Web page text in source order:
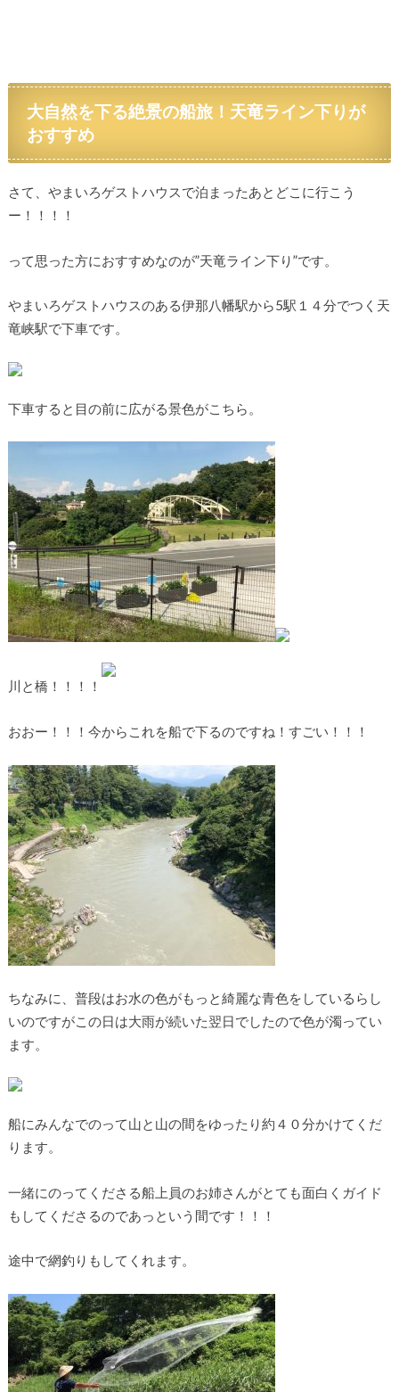
大自然を下る絶景の船旅！天竜ライン下りが
おすすめ
さて、やまいろゲストハウスで泊まったあとどこに行こう
ー！！！！
って思った方におすすめなのが”天竜ライン下り”です。
やまいろゲストハウスのある伊那八幡駅から5駅１４分でつく天
竜峡駅で下車です。
下車すると目の前に広がる景色がこちら。
川と橋！！！！
おおー！！！今からこれを船で下るのですね！すごい！！！
ちなみに、普段はお水の色がもっと綺麗な青色をしているらし
いのですがこの日は大雨が続いた翌日でしたので色が濁ってい
ます。
船にみんなでのって山と山の間をゆったり約４０分かけてくだ
ります。
一緒にのってくださる船上員のお姉さんがとても面白くガイド
もしてくださるのであっという間です！！！
途中で網釣りもしてくれます。